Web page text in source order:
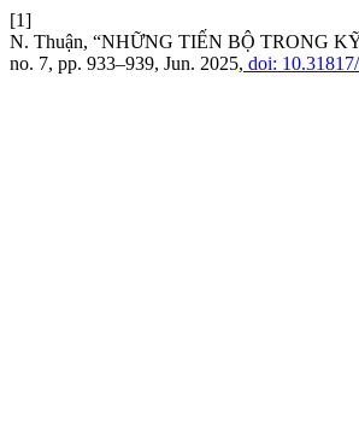
[1]
N. Thuận, “NHỮNG TIẾN BỘ TRONG
no. 7, pp. 933–939, Jun. 2025, doi: